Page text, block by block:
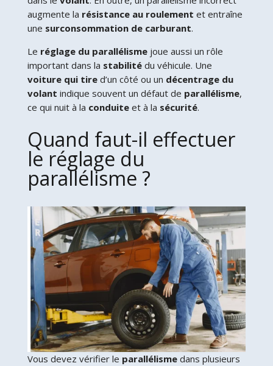
augmente la résistance au roulement et entraîne
une surconsommation de carburant.
Le réglage du parallélismejoue aussi un rôle
important dans la stabilitédu véhicule. Une
voiture qui tired’un côté ou un décentrage du
volant indique souvent un défaut de parallélisme,
ce qui nuit à la conduiteet à la sécurité.
Quand faut-il effectuer
le réglage du
parallélisme ?
Vous devez vérifier le parallélismedans plusieurs